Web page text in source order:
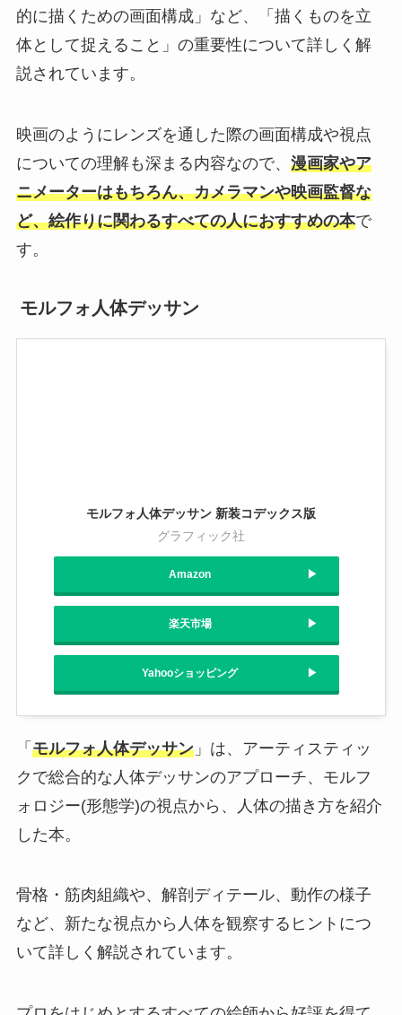
的に描くための画面構成」など、「描くものを立
体として捉えること」の重要性について詳しく解
説されています。
映画のようにレンズを通した際の画面構成や視点
についての理解も深まる内容なので、 漫画家やア
ニメーターはもちろん、カメラマンや映画監督な
ど、絵作りに関わるすべての人におすすめの本で
す。
モルフォ人体デッサン
モルフォ人体デッサン 新装コデックス版
グラフィック社
Amazon
楽天市場
Yahooショッピング
「 モルフォ人体デッサン」は、アーティスティッ
クで総合的な人体デッサンのアプローチ、モルフ
ォロジー(形態学)の視点から、人体の描き方を紹介
した本。
骨格・筋肉組織や、解剖ディテール、動作の様子
など、新たな視点から人体を観察するヒントにつ
いて詳しく解説されています。